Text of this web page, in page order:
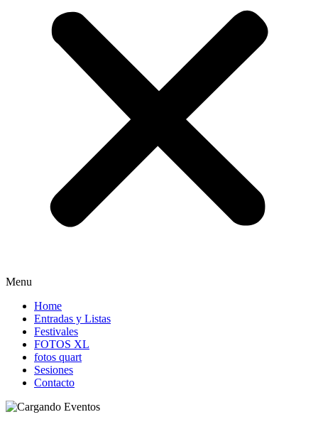
Menu
Home
Entradas y Listas
Festivales
FOTOS XL
fotos quart
Sesiones
Contacto